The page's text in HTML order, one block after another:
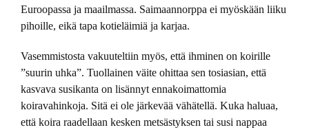
Euroopassa ja maailmassa. Saimaannorppa ei myöskään liiku
pihoille, eikä tapa kotieläimiä ja karjaa.
Vasemmistosta vakuuteltiin myös, että ihminen on koirille
”suurin uhka”. Tuollainen väite ohittaa sen tosiasian, että
kasvava susikanta on lisännyt ennakoimattomia
koiravahinkoja. Sitä ei ole järkevää vähätellä. Kuka haluaa,
että koira raadellaan kesken metsästyksen tai susi nappaa